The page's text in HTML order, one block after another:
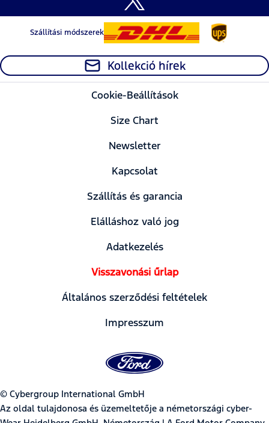
Szállítási módszerek
Kollekció hírek
Cookie-Beállítások
Size Chart
Newsletter
Kapcsolat
Szállítás és garancia
Elálláshoz való jog
Adatkezelés
Visszavonási űrlap
Általános szerződési feltételek
Impresszum
© Cybergroup International GmbH
Az oldal tulajdonosa és üzemeltetője a németországi cyber-